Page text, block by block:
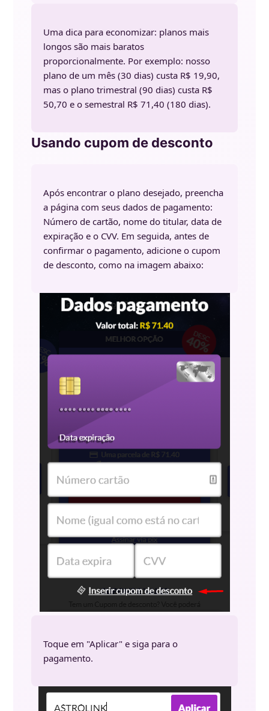
Uma dica para economizar: planos mais
longos são mais baratos
proporcionalmente. Por exemplo: nosso
plano de um mês (30 dias) custa R$ 19,90,
mas o plano trimestral (90 dias) custa R$
50,70 e o semestral R$ 71,40 (180 dias).
Usando cupom de desconto
Após encontrar o plano desejado, preencha
a página com seus dados de pagamento:
Número de cartão, nome do titular, data de
expiração e o CVV. Em seguida, antes de
confirmar o pagamento, adicione o cupom
de desconto, como na imagem abaixo:
Toque em "Aplicar" e siga para o
pagamento.